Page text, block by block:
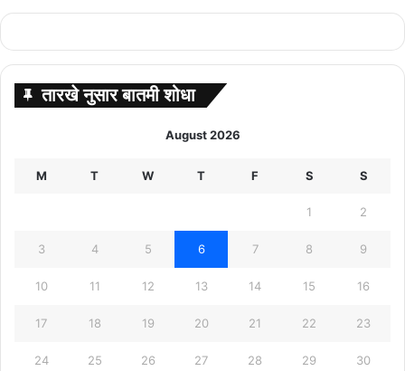
तारखे नुसार बातमी शोधा
August 2026
M T W T F S S
1 2
3 4 5 6 7 8 9
10 11 12 13 14 15 16
17 18 19 20 21 22 23
24 25 26 27 28 29 30